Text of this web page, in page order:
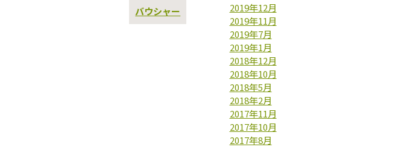
次
バウシャー
2019年12月
2019年11月
2019年7月
2019年1月
2018年12月
2018年10月
2018年5月
2018年2月
2017年11月
2017年10月
2017年8月